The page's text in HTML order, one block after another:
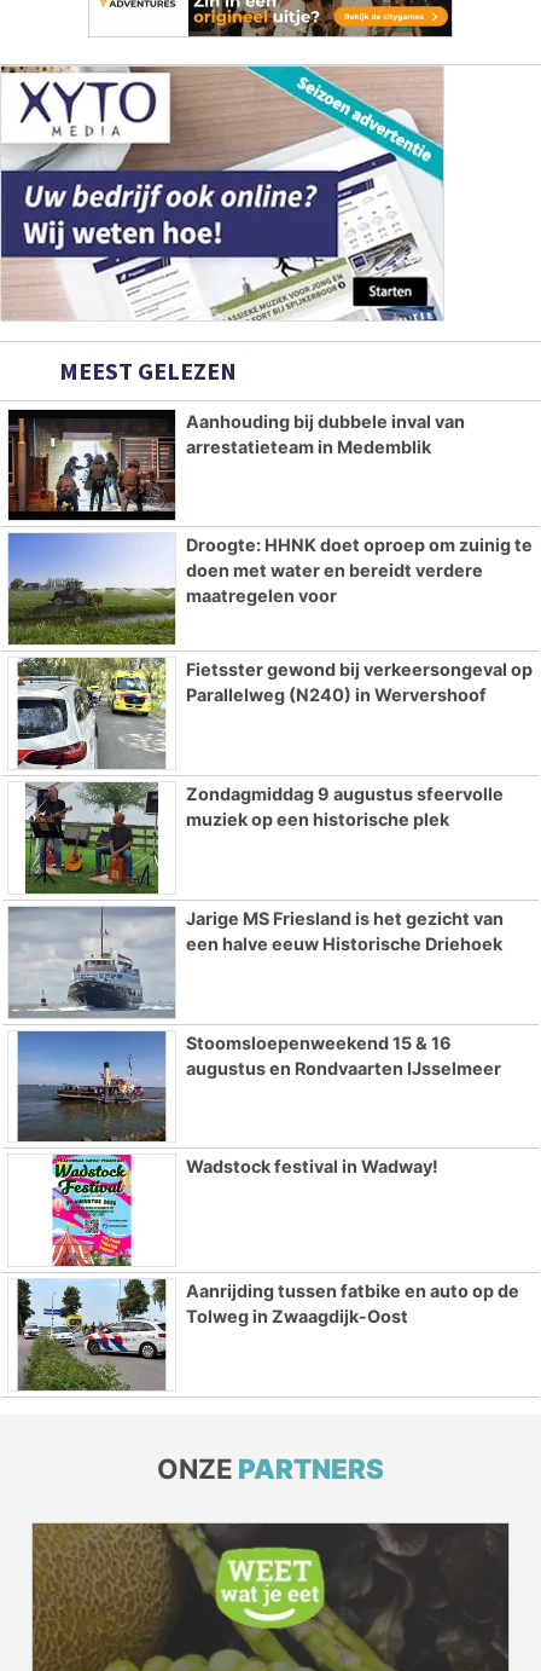
MEEST GELEZEN
Aanhouding bij dubbele inval van
arrestatieteam in Medemblik
Droogte: HHNK doet oproep om zuinig te
doen met water en bereidt verdere
maatregelen voor
Fietsster gewond bij verkeersongeval op
Parallelweg (N240) in Wervershoof
Zondagmiddag 9 augustus sfeervolle
muziek op een historische plek
Jarige MS Friesland is het gezicht van
een halve eeuw Historische Driehoek
Stoomsloepenweekend 15 & 16
augustus en Rondvaarten IJsselmeer
Wadstock festival in Wadway!
Aanrijding tussen fatbike en auto op de
Tolweg in Zwaagdijk-Oost
ONZE PARTNERS